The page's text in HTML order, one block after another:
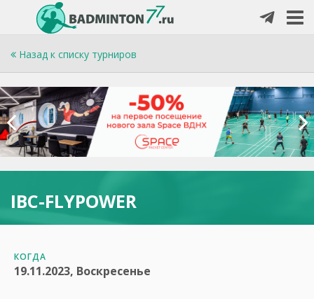
Назад к списку турниров
IBC-FLYPOWER
КОГДА
19.11.2023, Воскресенье